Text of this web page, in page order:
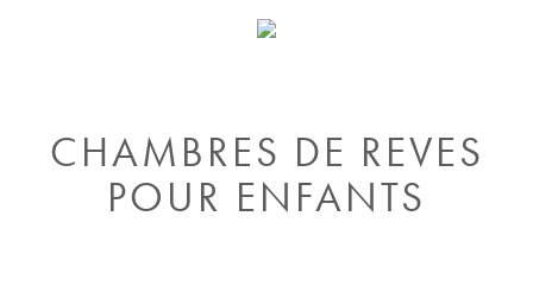
CHAMBRES DE REVES
POUR ENFANTS